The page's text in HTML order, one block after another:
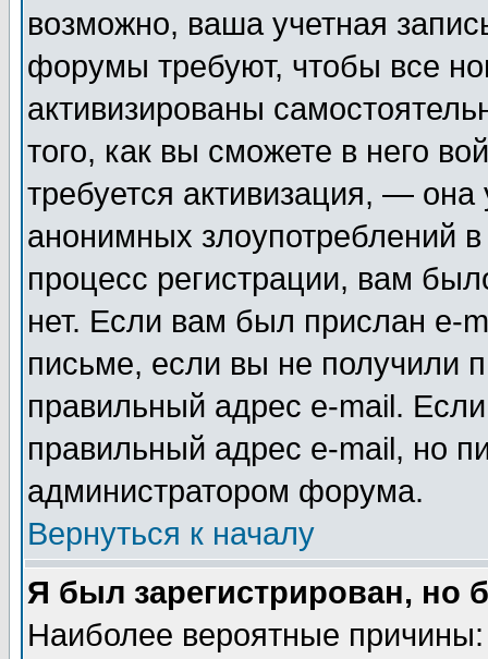
возможно, ваша учетная
форумы требуют, чтобы все
активизированы
того, как вы сможете в него
требуется активизация, —
анонимных злоупотреблений
процесс регистрации, вам
нет. Если вам был прислан e-
письме, если вы не получили
правильный адрес e-mail.
правильный адрес e-mail, но
администратором форума.
Вернуться к началу
Я был зарегистрирован, но
Наиболее вероятные